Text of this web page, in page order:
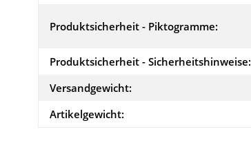
Produktsicherheit - Piktogramme:
Produktsicherheit - Sicherheitshinweise:
Versandgewicht:
Artikelgewicht: